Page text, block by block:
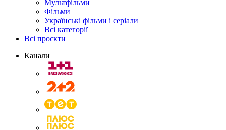
Мультфільми
Фільми
Українські фільми і серіали
Всі категорії
Всі проєкти
Канали